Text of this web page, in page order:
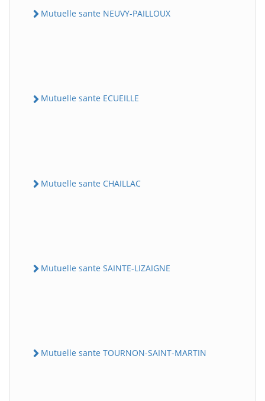
Mutuelle sante NEUVY-PAILLOUX
Mutuelle sante ECUEILLE
Mutuelle sante CHAILLAC
Mutuelle sante SAINTE-LIZAIGNE
Mutuelle sante TOURNON-SAINT-MARTIN